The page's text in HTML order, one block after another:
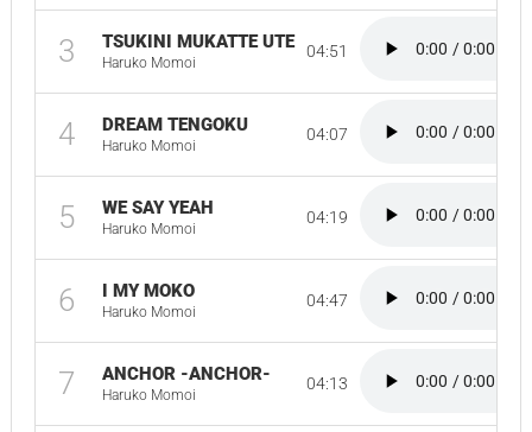
3 TSUKINI MUKATTE UTE
Haruko Momoi
04:51
4 DREAM TENGOKU
Haruko Momoi
04:07
5 WE SAY YEAH
Haruko Momoi
04:19
6 I MY MOKO
Haruko Momoi
04:47
7 ANCHOR -ANCHOR-
Haruko Momoi
04:13